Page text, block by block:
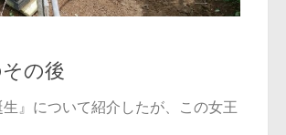
の後
』について紹介したが、この女王